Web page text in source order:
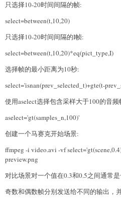
只选择10-20时间间隔的帧:
select=between(t,10,20)
只选择10-20时间间隔的I帧:
select=between(t,10,20)*eq(pict_type,I)
选择帧的最小距离为10秒:
select='isnan(prev_selected_t)+gte(t-
使用aselect选择包含采样大于100的音频
aselect='gt(samples_n,100)'
创建一个马赛克开始场景:
ffmpeg -i video.avi -vf
preview.png
对比场景对一个值在0.3和0.5之间通常
奇数和偶数帧分别发送给不同的输出，